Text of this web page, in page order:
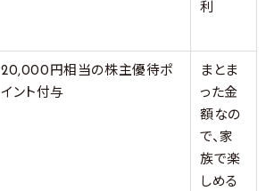
利
20,000円相当の株主優待ポ
イント付与
まとま
った金
額なの
で、家
族で楽
しめる